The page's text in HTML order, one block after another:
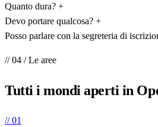
Quanto dura? +
Devo portare qualcosa? +
Posso parlare con la segreteria di
// 04 / Le aree
Tutti i mondiaperti in
// 01